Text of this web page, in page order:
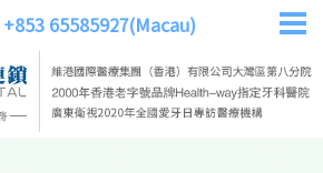
+853 65585927(Macau)